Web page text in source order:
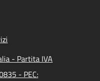
- Partita IVA
- PEC: